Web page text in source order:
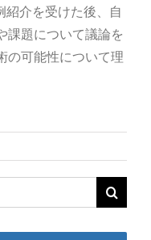
ー
報
紹介を受けた後、自
課題について議論を
の可能性について理